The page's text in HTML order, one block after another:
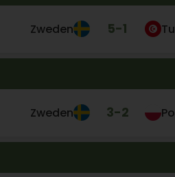
Zweden 5-1
Zweden 3-2